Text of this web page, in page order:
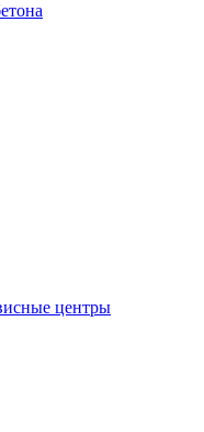
центры